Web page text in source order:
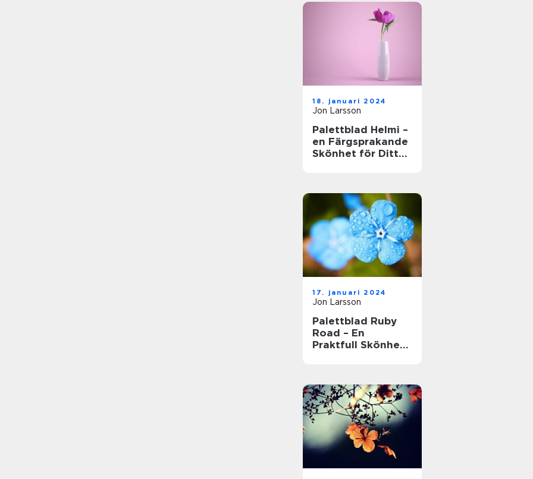
18. januari 2024
Jon Larsson
Palettblad Helmi –
en Färgsprakande
Skönhet för Ditt
17. januari 2024
Jon Larsson
Palettblad Ruby
Road – En
Praktfull Skönhet